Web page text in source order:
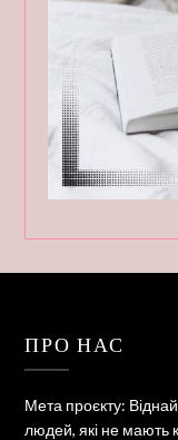
ПРО НАС
Мета проєкту:
людей, які не мають